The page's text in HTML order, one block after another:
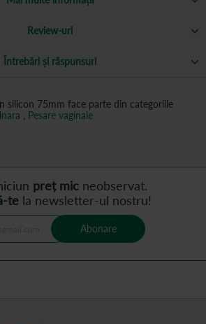
Review-uri
Întrebări și răspunsuri
silicon 75mm face parte din categoriile
, Pesare vaginale
preț mic neobservat.
tela newsletter-ul nostru!
Abonare